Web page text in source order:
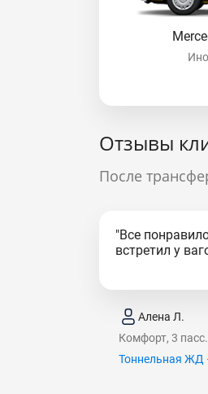
Отзывы
После
"Все
встретил у
Алена Л.
Комфорт, 3 пасс.
Тоннельная ЖД